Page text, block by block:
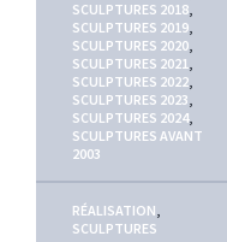
SCULPTURES 2018,
SCULPTURES 2019,
SCULPTURES 2020,
SCULPTURES 2021,
SCULPTURES 2022,
SCULPTURES 2023,
SCULPTURES 2024,
SCULPTURES AVANT
2003
RÉALISATION,
SCULPTURES